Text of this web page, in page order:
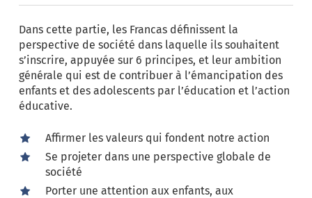
Dans cette partie, les Francas définissent la
perspective de société dans laquelle ils souhaitent
s’inscrire, appuyée sur 6 principes, et leur ambition
générale qui est de contribuer à l’émancipation des
enfants et des adolescents par l’éducation et l’action
éducative.
Affirmer les valeurs qui fondent notre action
Se projeter dans une perspective globale de
société
Porter une attention aux enfants, aux